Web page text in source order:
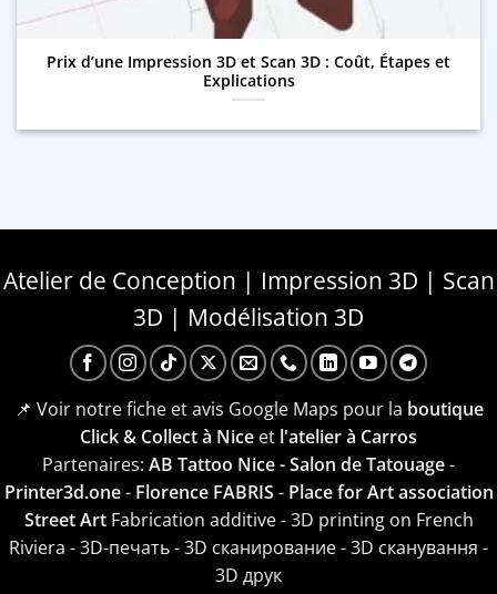
Prix d’une Impression 3D et Scan 3D : Coût, Étapes et
Explications
Atelier de Conception | Impression 3D | Scan
3D | Modélisation 3D
📌 Voir notre fiche et avis Google Maps pour la boutique
Click & Collect à Nice et l'atelier à Carros
Partenaires: AB Tattoo Nice - Salon de Tatouage-
Printer3d.one- Florence FABRIS - Place for Art association
Street ArtFabrication additive - 3D printing on French
Riviera - 3D-печать - 3D сканирование - 3D сканування -
3D друк